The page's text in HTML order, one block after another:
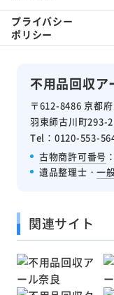
不用品回収ア
〒612-8486 京都
羽束師古川町293-2
Tel：0120-553-
古物商許可番号
遺品整理士・一
プライバシー
ポリシー
関連サイト